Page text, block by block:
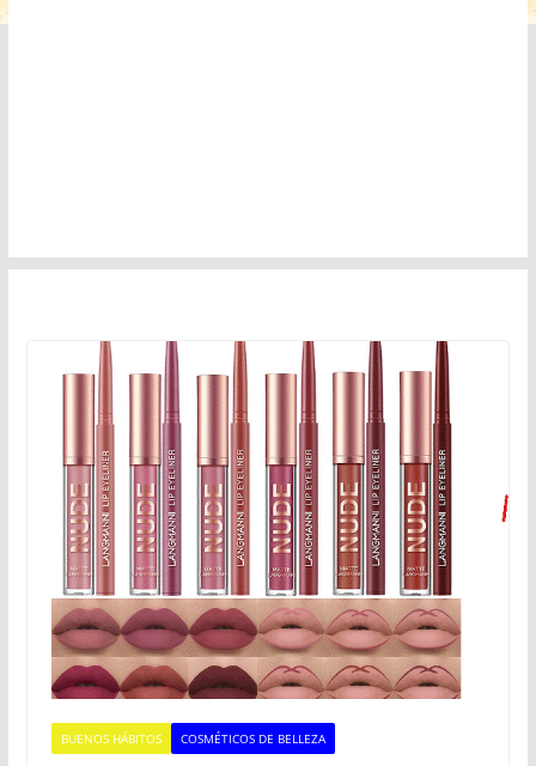
BUENOS HÁBITOS COSMÉTICOS DE BELLEZA